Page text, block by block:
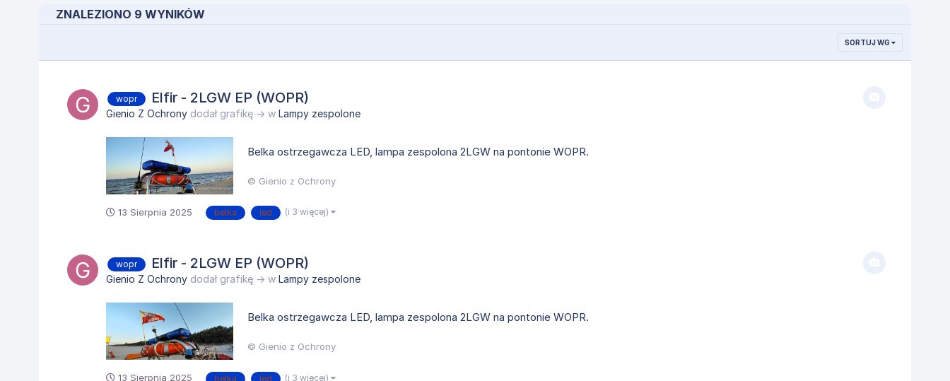
ZNALEZIONO 9 WYNIKÓW
SORTUJ WG
wopr Elfir - 2LGW EP (WOPR)
Gienio Z Ochrony dodał grafikę → w Lampy zespolone
Belka ostrzegawcza LED, lampa zespolona 2LGW na pontonie WOPR.
© Gienio z Ochrony
13 Sierpnia 2025 belka led (i 3 więcej)
wopr Elfir - 2LGW EP (WOPR)
Gienio Z Ochrony dodał grafikę → w Lampy zespolone
Belka ostrzegawcza LED, lampa zespolona 2LGW na pontonie WOPR.
© Gienio z Ochrony
13 Sierpnia 2025 belka led (i 3 więcej)